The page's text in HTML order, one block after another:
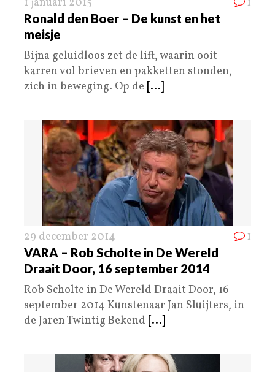
Ronald den Boer – De kunst en het
meisje
Bijna geluidloos zet de lift, waarin ooit
karren vol brieven en pakketten stonden,
zich in beweging. Op de [...]
29 december 2014 1
VARA – Rob Scholte in De Wereld
Draait Door, 16 september 2014
Rob Scholte in De Wereld Draait Door, 16
september 2014 Kunstenaar Jan Sluijters, in
de Jaren Twintig Bekend [...]